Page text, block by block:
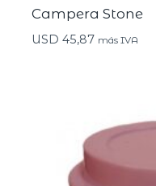
Campera Stone
USD 45,87 más IVA